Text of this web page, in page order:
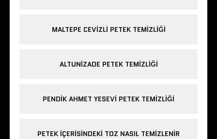
MALTEPE CEVIZLI PETEK TEMIZLIĞI
ALTUNIZADE PETEK TEMIZLIĞI
PENDIK AHMET YESEVI PETEK TEMIZLIĞI
PETEK IÇERISINDEKI TOZ NASIL TEMIZLENIR